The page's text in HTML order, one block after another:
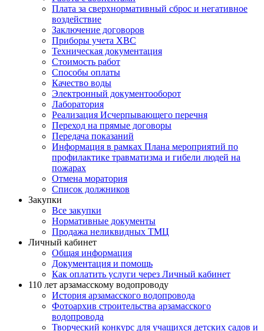
Плата за сверхнормативный сброс и негативное
воздействие
Заключение договоров
Приборы учета ХВС
Техническая документация
Стоимость работ
Способы оплаты
Качество воды
Электронный документооборот
Лаборатория
Реализация Исчерпывающего перечня
Переход на прямые договоры
Передача показаний
Информация в рамках Плана мероприятий по
профилактике травматизма и гибели людей на
пожарах
Отмена моратория
Список должников
Закупки
Все закупки
Нормативные документы
Продажа неликвидных ТМЦ
Личный кабинет
Общая информация
Документация и помощь
Как оплатить услуги через Личный кабинет
110 лет арзамасскому водопроводу
История арзамасского водопровода
Фотоархив строительства арзамасского
водопровода
Творческий конкурс для учащихся детских садов и